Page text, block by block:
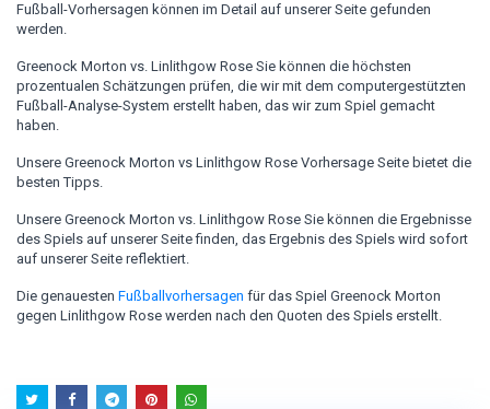
Fußball-Vorhersagen können im Detail auf unserer Seite gefunden
werden.
Greenock Morton vs. Linlithgow Rose Sie können die höchsten
prozentualen Schätzungen prüfen, die wir mit dem computergestützten
Fußball-Analyse-System erstellt haben, das wir zum Spiel gemacht
haben.
Unsere Greenock Morton vs Linlithgow Rose Vorhersage Seite bietet die
besten Tipps.
Unsere Greenock Morton vs. Linlithgow Rose Sie können die Ergebnisse
des Spiels auf unserer Seite finden, das Ergebnis des Spiels wird sofort
auf unserer Seite reflektiert.
Die genauesten Fußballvorhersagen für das Spiel Greenock Morton
gegen Linlithgow Rose werden nach den Quoten des Spiels erstellt.